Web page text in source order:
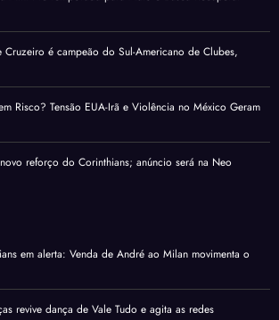
Cruzeiro é campeão do Sul-Americano de Clubes,
Risco? Tensão EUA-Irã e Violência no México Geram
reforço do Corinthians; anúncio será na Neo
em alerta: Venda de André ao Milan movimenta o
revive dança de Vale Tudo e agita as redes